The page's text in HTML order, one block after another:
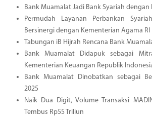
Bank Muamalat Jadi Bank Syariah dengan
Permudah Layanan Perbankan
Bersinergi dengan Kementerian Agama RI
Tabungan iB Hijrah Rencana Bank
Bank Muamalat Didapuk sebagai
Kementerian Keuangan Republik
Bank Muamalat Dinobatkan sebagai
2025
Naik Dua Digit, Volume Transaksi
Tembus Rp55 Triliun